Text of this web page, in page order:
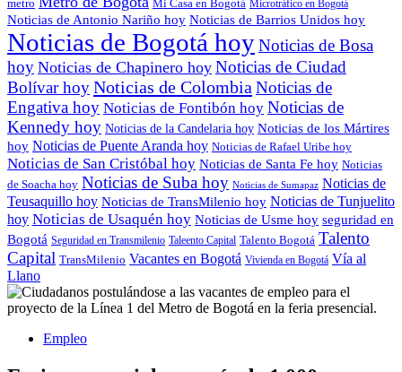
metro
Mi Casa en Bogotá Microtráfico en Bogotá
Noticias de Antonio Nariño hoy Noticias de Barrios Unidos hoy
Noticias de Bogotá hoyNoticias de Bosa
hoy Noticias de Chapinero hoy Noticias de Ciudad
Bolívar hoyNoticias de Colombia Noticias de
Engativa hoy Noticias de Fontibón hoy Noticias de
Kennedy hoy Noticias de la Candelaria hoy Noticias de los Mártires
hoy Noticias de Puente Aranda hoy Noticias de Rafael Uribe hoy
Noticias de San Cristóbal hoy Noticias de Santa Fe hoy Noticias
de Soacha hoy Noticias de Suba hoy Noticias de Sumapaz Noticias de
Teusaquillo hoy Noticias de TransMilenio hoy Noticias de Tunjuelito
hoy Noticias de Usaquén hoy Noticias de Usme hoy seguridad en
Bogotá Seguridad en Transmilenio Taleento Capital Talento Bogotá Talento
Capital TransMilenio Vacantes en Bogotá Vivienda en Bogotá Vía al
Llano
Empleo